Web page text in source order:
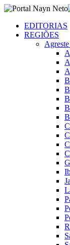
EDITORIAS
REGIÕES